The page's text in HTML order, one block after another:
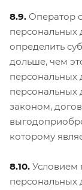
8.9. Оператор
определить
дольше, чем
персональных
персональных
законом,
которому
8.10. Условием
персональных